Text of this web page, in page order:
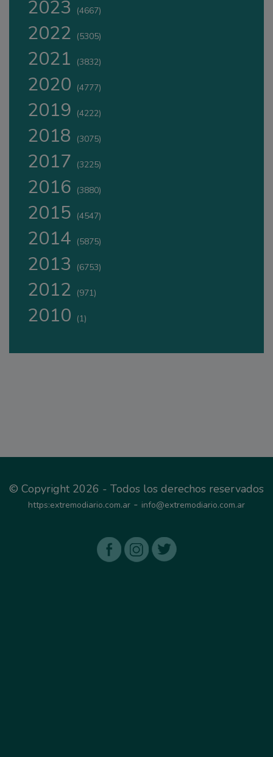
2023 (4667)
2022 (5305)
2021 (3832)
2020 (4777)
2019 (4222)
2018 (3075)
2017 (3225)
2016 (3880)
2015 (4547)
2014 (5875)
2013 (6753)
2012 (971)
2010 (1)
© Copyright 2026 - Todos los derechos reservados
https:extremodiario.com.ar - info@extremodiario.com.ar